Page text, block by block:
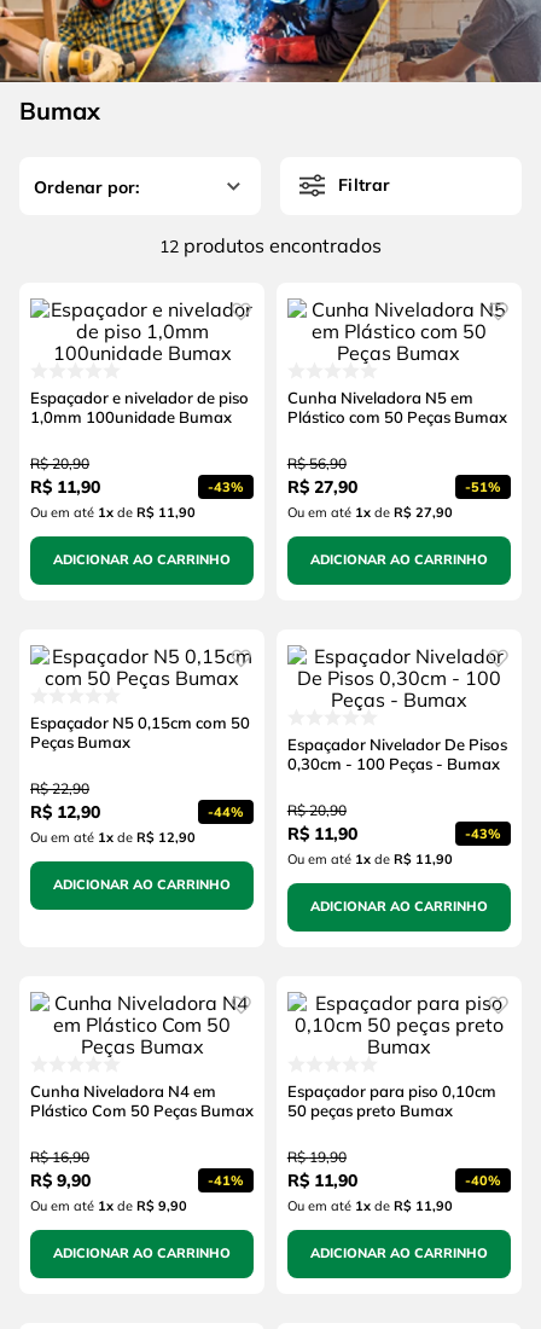
Bumax
Filtrar
12 produtos
Espaçador e nivelador de piso
1,0mm 100unidade Bumax
R$ 20,90
R$ 11,90 -43%
Ou em até 1xde R$ 11,90
ADICIONAR AO CARRINHO
Cunha Niveladora N5 em
Plástico com 50 Peças Bumax
R$ 56,90
R$ 27,90 -51%
Ou em até 1xde R$ 27,90
ADICIONAR AO CARRINHO
Espaçador N5 0,15cm com 50
Peças Bumax
R$ 22,90
R$ 12,90 -44%
Ou em até 1xde R$ 12,90
ADICIONAR AO CARRINHO
Espaçador Nivelador De Pisos
0,30cm - 100 Peças - Bumax
R$ 20,90
R$ 11,90 -43%
Ou em até 1xde R$ 11,90
ADICIONAR AO CARRINHO
Cunha Niveladora N4 em
Plástico Com 50 Peças Bumax
R$ 16,90
R$ 9,90 -41%
Ou em até 1xde R$ 9,90
ADICIONAR AO CARRINHO
Espaçador para piso 0,10cm
50 peças preto Bumax
R$ 19,90
R$ 11,90 -40%
Ou em até 1xde R$ 11,90
ADICIONAR AO CARRINHO
6º fio
7º chave impacto
8º disco corte
serra copo
4 º escada
5º serra circular
º
disco corte